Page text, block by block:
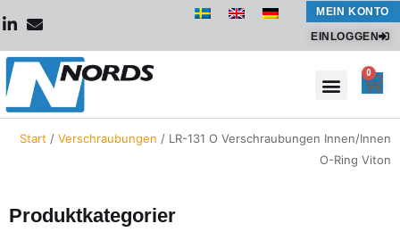
Inhalt
springen
MEIN KONTO
EINLOGGEN
0
Start / Verschraubungen / LR-131 O Verschraubungen Innen/Innen
O-Ring Viton
Produktkategorier